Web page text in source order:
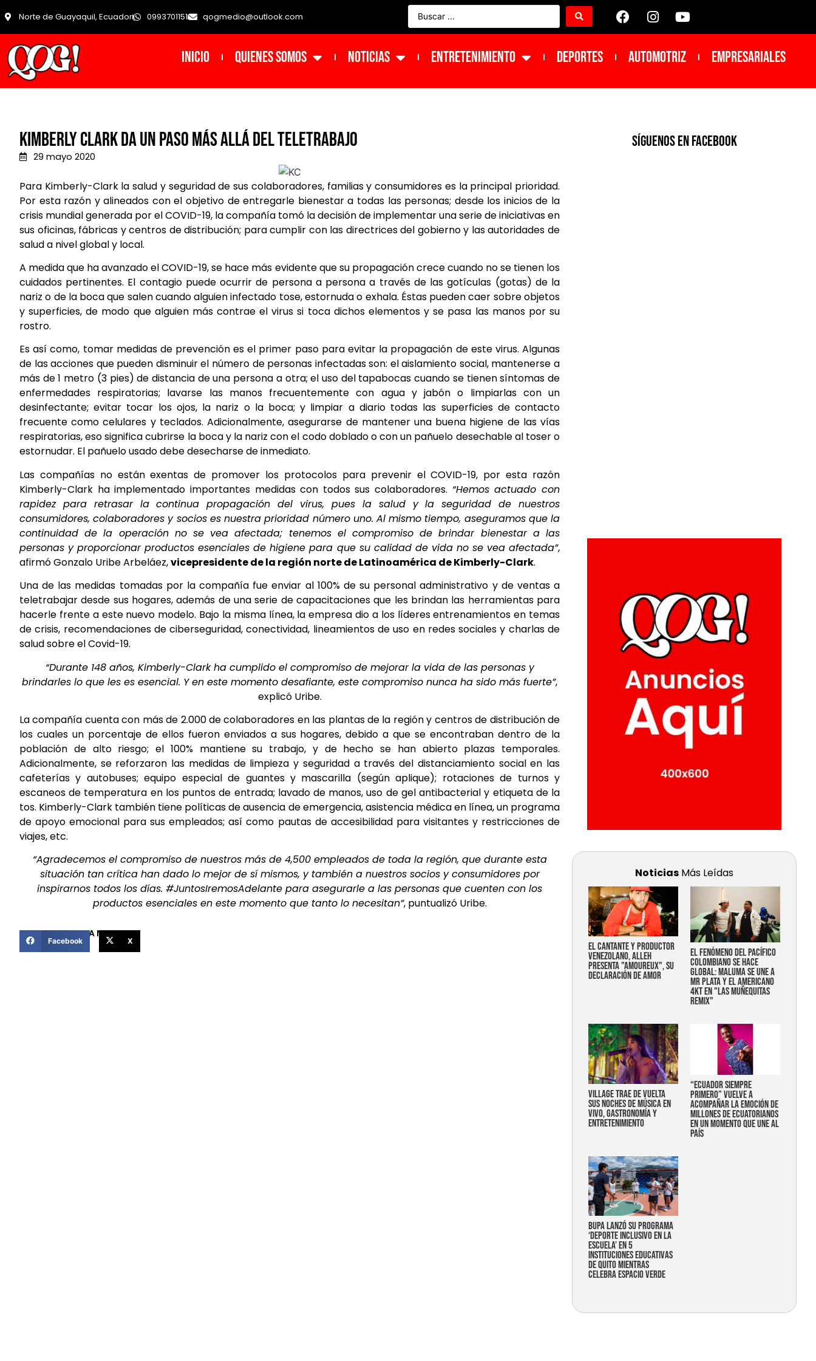
Norte de Guayaquil, Ecuador 0993701151 qogmedio@outlook.com
INICIO Quienes Somos NOTICIAS ENTRETENIMIENTO DEPORTES Automotriz Empresariales
Kimberly Clark da un paso más allá del teletrabajo
29 mayo 2020
Para Kimberly-Clark la salud y seguridad de sus colaboradores, familias y consumidores es la principal prioridad.
Por esta razón y alineados con el objetivo de entregarle bienestar a todas las personas; desde los inicios de la
crisis mundial generada por el COVID-19, la compañía tomó la decisión de implementar una serie de iniciativas en
sus oficinas, fábricas y centros de distribución; para cumplir con las directrices del gobierno y las autoridades de
salud a nivel global y local.
A medida que ha avanzado el COVID-19, se hace más evidente que su propagación crece cuando no se tienen los
cuidados pertinentes. El contagio puede ocurrir de persona a persona a través de las gotículas (gotas) de la
nariz o de la boca que salen cuando alguien infectado tose, estornuda o exhala. Éstas pueden caer sobre objetos
y superficies, de modo que alguien más contrae el virus si toca dichos elementos y se pasa las manos por su
rostro.
Es así como, tomar medidas de prevención es el primer paso para evitar la propagación de este virus. Algunas
de las acciones que pueden disminuir el número de personas infectadas son: el aislamiento social, mantenerse a
más de 1 metro (3 pies) de distancia de una persona a otra; el uso del tapabocas cuando se tienen síntomas de
enfermedades respiratorias; lavarse las manos frecuentemente con agua y jabón o limpiarlas con un
desinfectante; evitar tocar los ojos, la nariz o la boca; y limpiar a diario todas las superficies de contacto
frecuente como celulares y teclados. Adicionalmente, asegurarse de mantener una buena higiene de las vías
respiratorias, eso significa cubrirse la boca y la nariz con el codo doblado o con un pañuelo desechable al toser o
estornudar. El pañuelo usado debe desecharse de inmediato.
Las compañías no están exentas de promover los protocolos para prevenir el COVID-19, por esta razón
Kimberly-Clark ha implementado importantes medidas con todos sus colaboradores. “Hemos actuado con
rapidez para retrasar la continua propagación del virus, pues la salud y la seguridad de nuestros
consumidores, colaboradores y socios es nuestra prioridad número uno. Al mismo tiempo, aseguramos que la
continuidad de la operación no se vea afectada; tenemos el compromiso de brindar bienestar a las
personas y proporcionar productos esenciales de higiene para que su calidad de vida no se vea afectada”,
afirmó Gonzalo Uribe Arbeláez,vicepresidente de la región norte de Latinoamérica de Kimberly-Clark.
Una de las medidas tomadas por la compañía fue enviar al 100% de su personal administrativo y de ventas a
teletrabajar desde sus hogares, además de una serie de capacitaciones que les brindan las herramientas para
hacerle frente a este nuevo modelo. Bajo la misma línea, laempresa dio a los líderes entrenamientos en temas
de crisis, recomendaciones de ciberseguridad, conectividad, lineamientos de uso en redes sociales y charlas de
salud sobre el Covid-19.
“Durante 148 años, Kimberly-Clark ha cumplido el compromiso de mejorar la vida de las personas y
brindarles lo que les es esencial. Y en este momento desafiante, este compromiso nunca ha sido más fuerte”,
explicó Uribe.
La compañía cuenta con más de 2.000 de colaboradores en las plantas de la región y centros de distribución de
los cuales un porcentaje de ellos fueron enviados a sus hogares, debido a que se encontraban dentro de la
población de alto riesgo; el 100% mantiene su trabajo, y de hecho se han abierto plazas temporales.
Adicionalmente, se reforzaron las medidas de limpieza y seguridad a través del distanciamiento social en las
cafeterías y autobuses; equipo especial de guantes y mascarilla (según aplique); rotaciones de turnos y
escaneos de temperatura en los puntos de entrada; lavado de manos, uso de gel antibacterial y etiqueta de la
tos. Kimberly-Clark también tiene políticas de ausencia de emergencia, asistencia médica en línea, un programa
de apoyo emocional para sus empleados; así como pautas de accesibilidad para visitantes y restricciones de
viajes, etc.
“Agradecemos el compromiso de nuestros más de 4,500 empleados de toda la región, que durante esta
situación tan crítica han dado lo mejor de sí mismos, y también a nuestros socios y consumidores por
inspirarnos todos los días. #JuntosIremosAdelante para asegurarle a las personas que cuenten con los
productos esenciales en este momento que tanto lo necesitan”, puntualizó Uribe.
COMPARTIR ESTA NOTICIA
Facebook X
SíGUENOS EN FACEBOOK
Noticias Más Leídas
EL CANTANTE Y PRODUCTOR
VENEZOLANO, ALLEH
PRESENTA "AMOUREUX", SU
DECLARACIÓN DE AMOR
EL FENÓMENO DEL PACÍFICO
COLOMBIANO SE HACE
GLOBAL: MALUMA SE UNE A
MR PLATA Y EL AMERICANO
4KT EN "LAS MUÑEQUITAS
REMIX"
Village trae de vuelta
sus noches de música en
vivo, gastronomía y
entretenimiento
“Ecuador siempre
primero” vuelve a
acompañar la emoción de
millones de ecuatorianos
en un momento que une al
país
Bupa lanzó su programa
‘Deporte Inclusivo en la
Escuela’ en 5
instituciones educativas
de Quito mientras
celebra espacio verde